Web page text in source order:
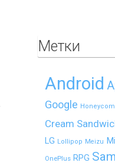
Метки
Android
Google
Cream
LG Lollipop Meizu
OnePlus RPG